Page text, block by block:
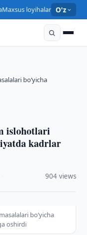
Maxsus loyihalar O'z
bo‘yicha
islohotlari
kadrlar
904 views
bo‘yicha
oshirdi